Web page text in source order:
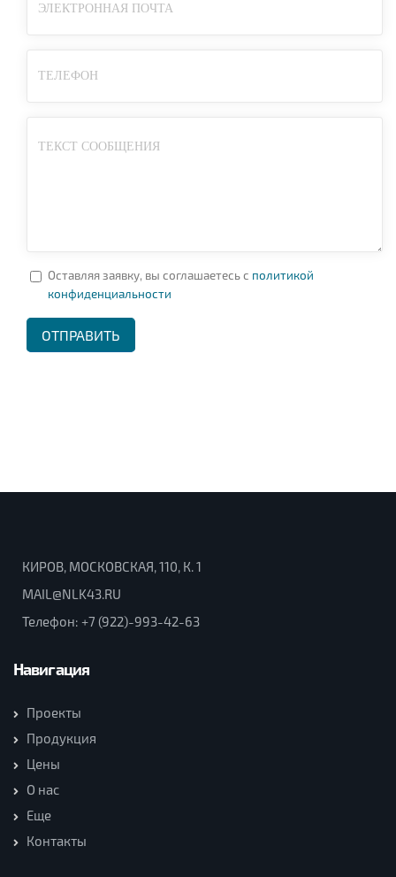
Оставляя заявку, вы соглашаетесь с политикой
конфиденциальности
КИРОВ, МОСКОВСКАЯ, 110, К. 1
MAIL@NLK43.RU
Телефон: +7 (922)-993-42-63
Навигация
Проекты
Продукция
Цены
О нас
Еще
Контакты